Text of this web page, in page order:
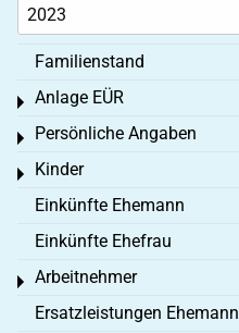
Familienstand
Anlage EÜR
Toggle menu
Persönliche Angaben
Toggle menu
Kinder
Toggle menu
Einkünfte Ehemann
Einkünfte Ehefrau
Arbeitnehmer
Toggle menu
Ersatzleistungen Ehemann